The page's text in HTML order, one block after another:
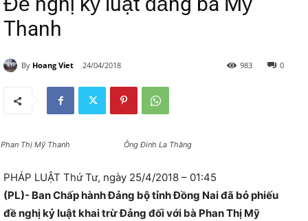
Thanh
By Hoang Viet 24/04/2018 0
983
Phan Thị Mỹ Thanh Ông Đinh La Thăng
PHÁP LUẬT Thứ Tư, ngày 25/4/2018 – 01:45
(PL)- Ban Chấp hành Đảng bộ tỉnh Đồng Nai đã bỏ phiếu
đề nghị kỷ luật khai trừ Đảng đối với bà Phan Thị Mỹ